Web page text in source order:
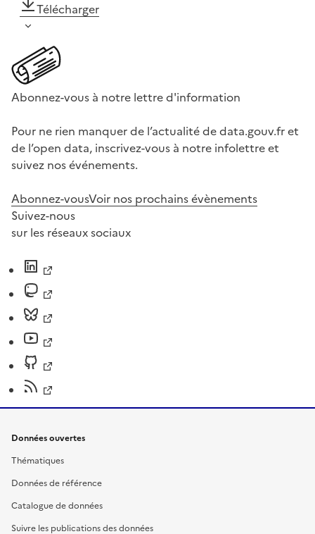
Télécharger
Abonnez-vous à notre lettre d'information
Pour ne rien manquer de l’actualité de data.gouv.fr et
de l’open data, inscrivez-vous à notre infolettre et
suivez nos événements.
Abonnez-vousVoir nos prochains évènements
Suivez-nous
sur les réseaux sociaux
Données ouvertes
Thématiques
Données de référence
Catalogue de données
Suivre les publications des données